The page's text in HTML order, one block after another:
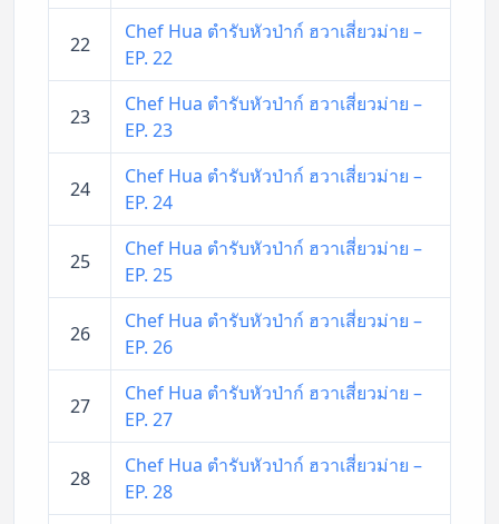
22
Chef Hua ตำรับหัวป่าก์ ฮวาเสี่ยวม่าย –
EP. 22
23
Chef Hua ตำรับหัวป่าก์ ฮวาเสี่ยวม่าย –
EP. 23
24
Chef Hua ตำรับหัวป่าก์ ฮวาเสี่ยวม่าย –
EP. 24
25
Chef Hua ตำรับหัวป่าก์ ฮวาเสี่ยวม่าย –
EP. 25
26
Chef Hua ตำรับหัวป่าก์ ฮวาเสี่ยวม่าย –
EP. 26
27
Chef Hua ตำรับหัวป่าก์ ฮวาเสี่ยวม่าย –
EP. 27
28
Chef Hua ตำรับหัวป่าก์ ฮวาเสี่ยวม่าย –
EP. 28